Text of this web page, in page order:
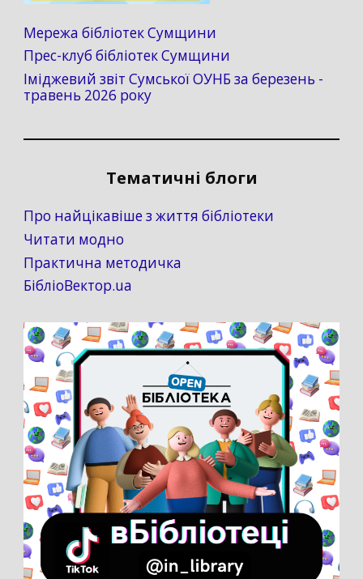
Мережа бібліотек Сумщини
Прес-клуб бібліотек Сумщини
Іміджевий звіт Сумської ОУНБ за березень -
травень 2026 року
Тематичні блоги
Про найцікавіше з життя бібліотеки
Читати модно
Практична методичка
БібліоВектор.ua